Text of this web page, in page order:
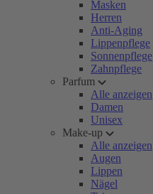
Masken
Herren
Anti-Aging
Lippenpflege
Sonnenpflege
Zahnpflege
Parfum
Alle anzeigen
Damen
Unisex
Make-up
Alle anzeigen
Augen
Lippen
Nägel